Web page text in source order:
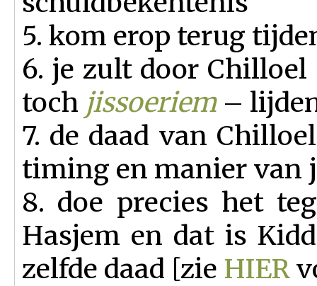
5. kom erop terug
6. je zult door
toch jissoeriem–
7. de daad van
timing en manier van
8. doe precies het
Hasjem en dat is
zelfde daad [zie HIER